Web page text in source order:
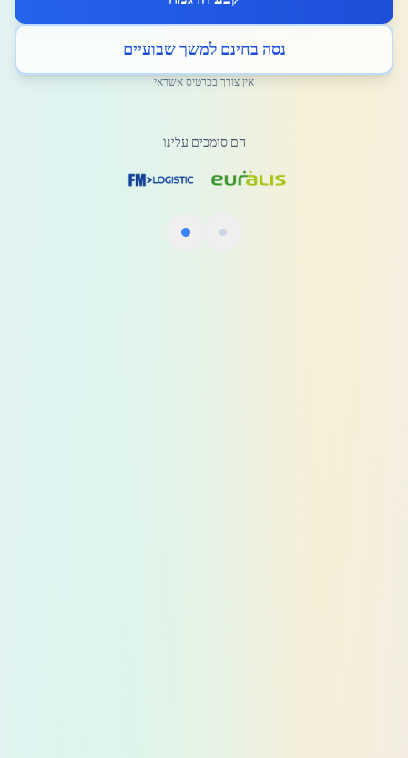
נסה בחינם למשך שבועיים
אין צורך בכרטיס אשראי
הם סומכים עלינו